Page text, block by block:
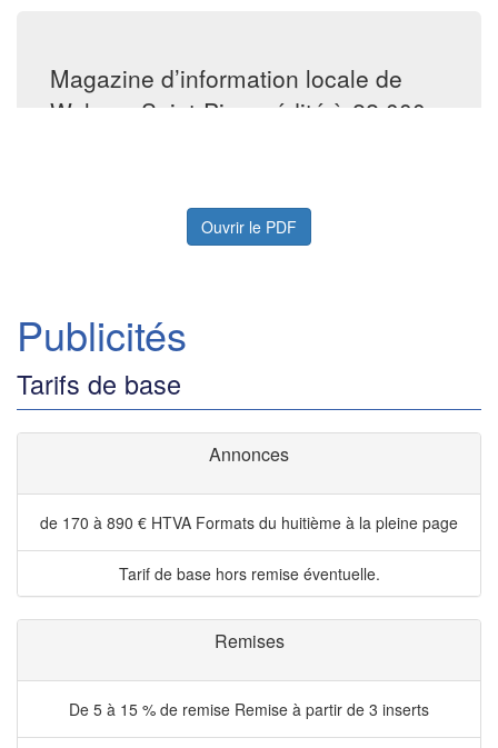
Ouvrir le PDF
Publicités
Tarifs de base
Annonces
de 170 à 890 € HTVA Formats du huitième à la pleine page
Tarif de base hors remise éventuelle.
Remises
De 5 à 15 % de remise Remise à partir de 3 inserts